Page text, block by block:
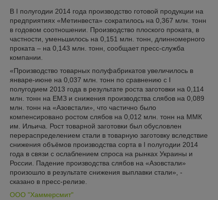
В I полугодии 2014 года производство готовой продукции на
предприятиях «Метинвеста» сократилось на 0,367 млн. тонн
в годовом соотношении. Производство плоского проката, в
частности, уменьшилось на 0,151 млн. тонн, длинномерного
проката – на 0,143 млн. тонн, сообщает пресс-служба
компании.
«Производство товарных полуфабрикатов увеличилось в
январе-июне на 0,037 млн. тонн по сравнению с I
полугодием 2013 года в результате роста заготовки на 0,114
млн. тонн на ЕМЗ и снижения производства слябов на 0,089
млн. тонн на «Азовстали», что частично было
компенсировано ростом слябов на 0,012 млн. тонн на ММК
им. Ильича. Рост товарной заготовки был обусловлен
перераспределением стали в товарную заготовку вследствие
снижения объёмов производства сорта в I полугодии 2014
года в связи с ослаблением спроса на рынках Украины и
России. Падение производства слябов на «Азовстали»
произошло в результате снижения выплавки стали», -
сказано в пресс-релизе.
ООО "Хаммерсмит"